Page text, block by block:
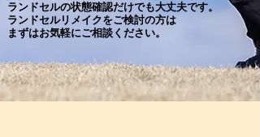
ランドセルの状態確認だけでも大丈夫です。
ランドセルリメイクをご検討の方は
まずはお気軽にご相談ください。